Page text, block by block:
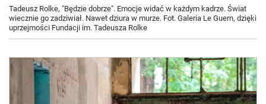
Tadeusz Rolke, "Będzie dobrze". Emocje widać w każdym kadrze. Świat
wiecznie go zadziwiał. Nawet dziura w murze. Fot. Galeria Le Guern, dzięki
uprzejmości Fundacji im. Tadeusza Rolke